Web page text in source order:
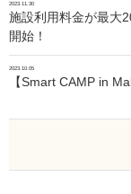
2023.11.30
施設利用料金が最大
開始！
2023.10.05
【Smart CAMP in